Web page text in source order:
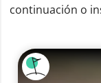
continuación o